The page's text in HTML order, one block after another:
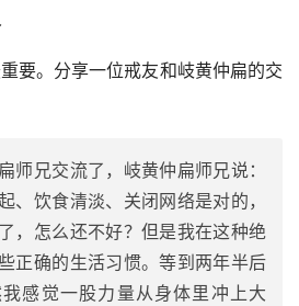
要。分享一位戒友和岐黄仲扁的交
师兄交流了，岐黄仲扁师兄说：
、饮食清淡、关闭网络是对的，
，怎么还不好？但是我在这种绝
正确的生活习惯。等到两年半后
感觉一股力量从身体里冲上大